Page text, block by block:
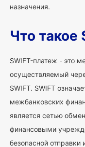
назначения.
Что такое
SWIFT-платеж - это
осуществляемый
SWIFT. SWIFT
межбанковских
является сетью
финансовыми
безопасной